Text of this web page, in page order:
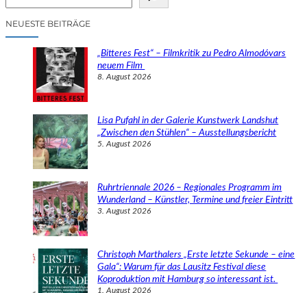
cNEUESTE BEITRÄGE
„Bitteres Fest“ – Filmkritik zu Pedro Almodóvars
neuem Film
8. August 2026
Lisa Pufahl in der Galerie Kunstwerk Landshut
„Zwischen den Stühlen“ – Ausstellungsbericht
5. August 2026
Ruhrtriennale 2026 – Regionales Programm im
Wunderland – Künstler, Termine und freier Eintritt
3. August 2026
Christoph Marthalers „Erste letzte Sekunde – eine
Gala“: Warum für das Lausitz Festival diese
Koproduktion mit Hamburg so interessant ist.
1. August 2026